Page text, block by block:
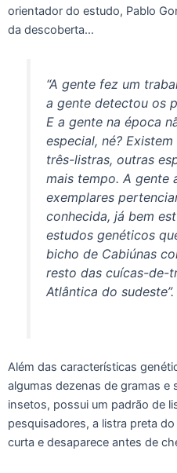
orientador do estudo, Pablo
da descoberta…
“A gente fez um
a gente detectou os
E a gente na época
especial, né?
três-listras, outras
mais tempo. A gente
exemplares
conhecida, já bem
estudos genéticos
bicho de Cabiúnas
resto das cuícas-de-
Atlântica do sudeste”.
Além das características
algumas dezenas de gramas e
insetos, possui um padrão de
pesquisadores, a listra preta
curta e desaparece antes de